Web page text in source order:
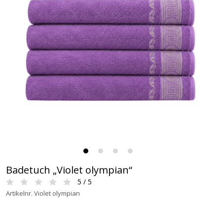
Badetuch „Violet olympian“
5 / 5
Artikelnr. Violet olympian